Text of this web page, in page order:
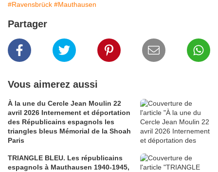
#Ravensbrück #Mauthausen
Partager
Vous aimerez aussi
À la une du Cercle Jean Moulin 22
avril 2026 Internement et déportation
des Républicains espagnols les
triangles bleus Mémorial de la Shoah
Paris
TRIANGLE BLEU. Les républicains
espagnols à Mauthausen 1940-1945,